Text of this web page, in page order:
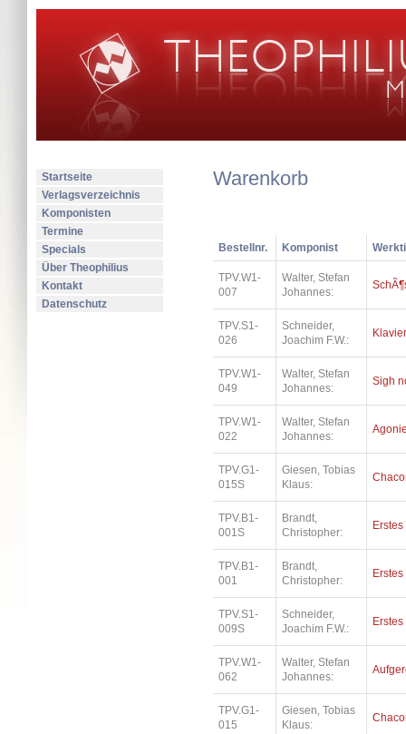
Startseite
Verlagsverzeichnis
Komponisten
Termine
Specials
Über Theophilius
Kontakt
Datenschutz
Warenkorb
Bestellnr. Komponist
TPV.W1-
007
Walter, Stefan
Johannes:
TPV.S1-
026
Schneider,
Joachim F.W.:
TPV.W1-
049
Walter, Stefan
Johannes:
Sigh
TPV.W1-
022
Walter, Stefan
Johannes:
TPV.G1-
015S
Giesen, Tobias
Klaus:
TPV.B1-
001S
Brandt,
Christopher:
TPV.B1-
001
Brandt,
Christopher:
TPV.S1-
009S
Schneider,
Joachim F.W.:
TPV.W1-
062
Walter, Stefan
Johannes:
TPV.G1-
015
Giesen, Tobias
Klaus: